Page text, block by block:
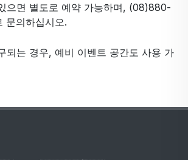
으면 별도로 예약 가능하며, (08)880-
문의하십시오.
되는 경우, 예비 이벤트 공간도 사용 가